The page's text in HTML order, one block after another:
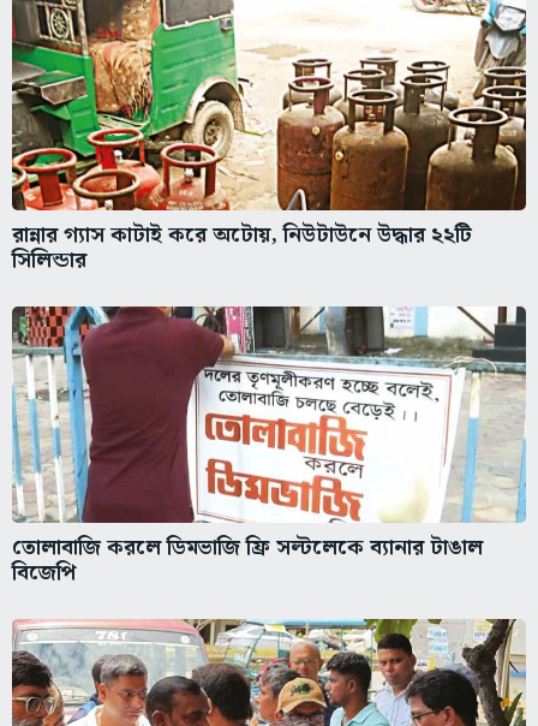
রান্নার গ্যাস কাটাই করে অটোয়, নিউটাউনে উদ্ধার ২২টি
সিলিন্ডার
তোলাবাজি করলে ডিমভাজি ফ্রি সল্টলেকে ব্যানার টাঙাল
বিজেপি